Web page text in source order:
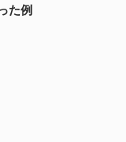
た例